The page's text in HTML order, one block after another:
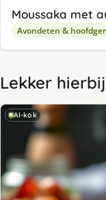
Moussaka met
Avondeten &
Lekker hierbij
AI-kok